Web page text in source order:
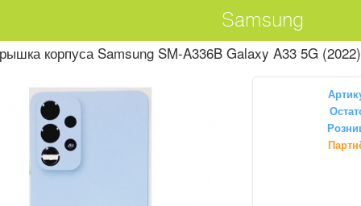
ПлатыРазъёмы
Samsung
корпуса Samsung SM-A336B Galaxy A33 5G